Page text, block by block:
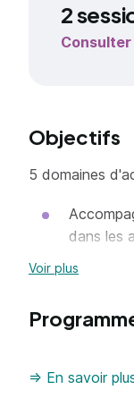
2
Consulter
Objectifs
5 domaines
dans les
et mise
Voir plus
=> En savoir